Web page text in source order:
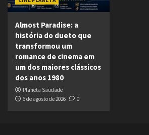
Almost Paradise: a
história do dueto que
transformou um
romance de cinema em
um dos maiores clássicos
dos anos 1980
Planeta Saudade
6 de agosto de 2026
0